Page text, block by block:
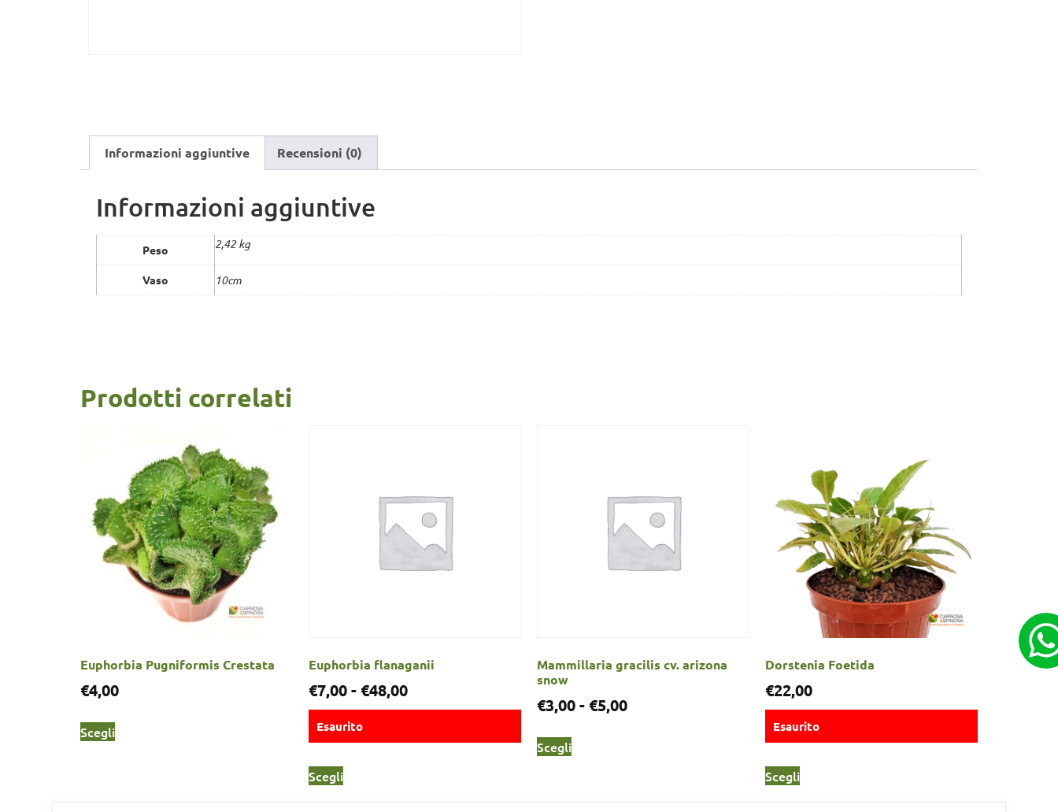
Informazioni aggiuntive Recensioni (0)
Informazioni aggiuntive
Peso 2,42 kg
Vaso 10cm
Prodotti correlati
Euphorbia Pugniformis Crestata
€4,00
Scegli
Euphorbia flanaganii
€7,00- €48,00
Esaurito
Scegli
Mammillaria gracilis cv. arizona
snow
€3,00- €5,00
Scegli
Dorstenia Foetida
€22,00
Esaurito
Scegli